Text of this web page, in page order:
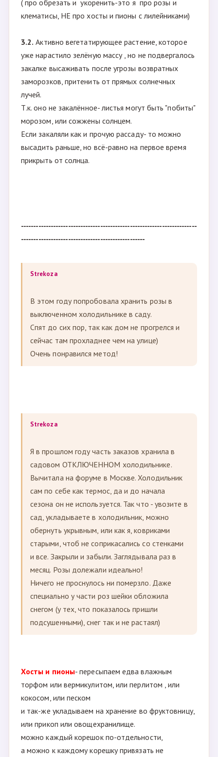
3.1. Не проснувшееся растение, т.е. с почками и
ростками до 1см можно высадить как только
сможете лопату в грунт воткнуть.
Можно окучить, при желании то- что останется
над холмиком земли- обрезать и укоренить.
( про обрезать и укоренить-это я про розы и
клематисы, НЕ про хосты и пионы с лилейниками)
3.2.Активно вегетатирующее растение, которое
Т.к. оно не закалённое- листья могут быть "побиты"
морозом, или сожжены солнцем.
высадить раньше, но всё-равно на первое время
прикрыть от солнца.
-----------------------------------------------------------------------
--------------------------------------------------
сейчас там прохладнее чем на улице)
Очень понравился метод!
Strekoza
Я в прошлом году часть заказов хранила в
садовом ОТКЛЮЧЕННОМ холодильнике.
Вычитала на форуме в Москве. Холодильник
сам по себе как термос, да и до начала
сезона он не используется. Так что - увозите в
и все. Закрыли и забыли. Заглядывала раз в
месяц. Розы долежали идеально!
Ничего не проснулось ни померзло. Даже
специально у части роз шейки обложила
снегом (у тех, что показалось пришли
подсушенными), снег так и не растаял)